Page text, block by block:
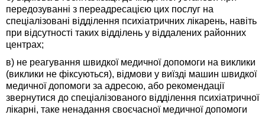
передозуванні з переадресацією цих послуг на
спеціалізовані відділення психіатричних лікарень, навіть
при відсутності таких відділень у віддалених районних
центрах;
в) не реагування швидкої медичної допомоги на виклики
(виклики не фіксуються), відмови у виїзді машин швидкої
медичної допомоги за адресою, або рекомендації
звернутися до спеціалізованого відділення психіатричної
лікарні, таке ненадання своєчасної медичної допомоги